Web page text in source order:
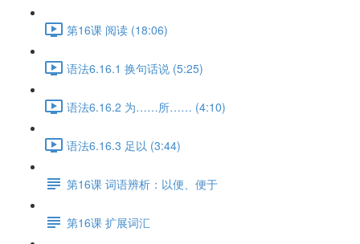
第16课 阅读 (18:06)
语法6.16.1 换句话说 (5:25)
语法6.16.2 为……所…… (4:10)
语法6.16.3 足以 (3:44)
第16课 词语辨析：以便、便于
第16课 扩展词汇